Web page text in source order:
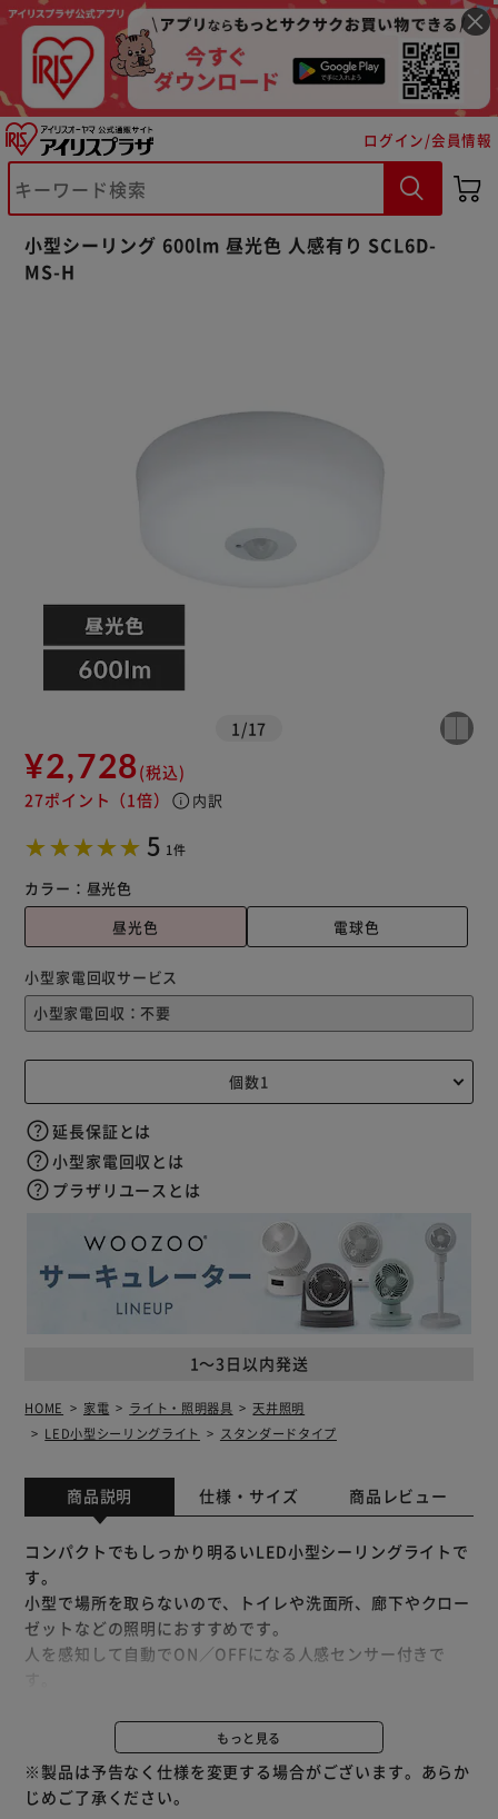
ログイン/会員情報
小型シーリング 600lm 昼光色 人感有り SCL6D-
MS-H
1 /17
¥2,728(税込)
27ポイント （1倍） info 内訳
5 1件
カラー： 昼光色
昼光色
電球色
1～3日以内発送
小型家電回収サービス
延長保証とは
小型家電回収とは
プラザリユースとは
HOME 家電 ライト・照明器具
天井照明
LED小型シーリングライト
スタンダードタイプ
商品説明 仕様・サイズ 商品レビュー
コンパクトでもしっかり明るいLED小型シーリングライトで
す。
小型で場所を取らないので、トイレや洗面所、廊下やクロー
ゼットなどの照明におすすめです。
人を感知して自動でON／OFFになる人感センサー付きで
同じ明るさの白熱灯と比べて消費電力が小さく、電気代を節
約できます。
基盤とカバーが一体となる構造のため、ホコリや虫が入りに
くいです。
もっと見る
※製品は予告なく仕様を変更する場合がございます。あらか
じめご了承ください。
カートに入れる